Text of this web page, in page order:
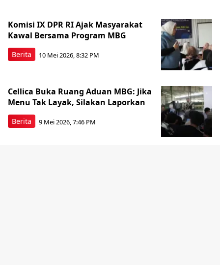
Berita
Komisi IX DPR RI Ajak Masyarakat
Kawal Bersama Program MBG
10 Mei 2026, 8:32 PM
Berita
Cellica Buka Ruang Aduan MBG: Jika
Menu Tak Layak, Silakan Laporkan
9 Mei 2026, 7:46 PM